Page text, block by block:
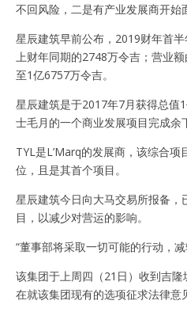
不回风险，二是有产业发展商开始
星辰建筑早前公布，2019财年首
上财年同期的2748万令吉；营业
至1亿6757万令吉。
星辰建筑是于2017年7月获得总值
士毛月的一个商业发展项目完成余
TYL是L’Marq的发展商，该综合
位，且是其首个项目。
星辰建筑今日向大马交易所报备，
目，以减少对营运的影响。
“董事部将采取一切可能的行动，
该集团于上周四（21日）收到吉
在就该集团现有的选项征求法律意